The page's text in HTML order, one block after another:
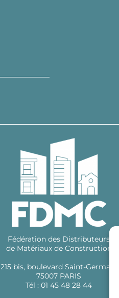
Fédération des Distributeurs
de Matériaux de Construction
215 bis, boulevard Saint-Germain
75007 PARIS
Tél : 01 45 48 28 44